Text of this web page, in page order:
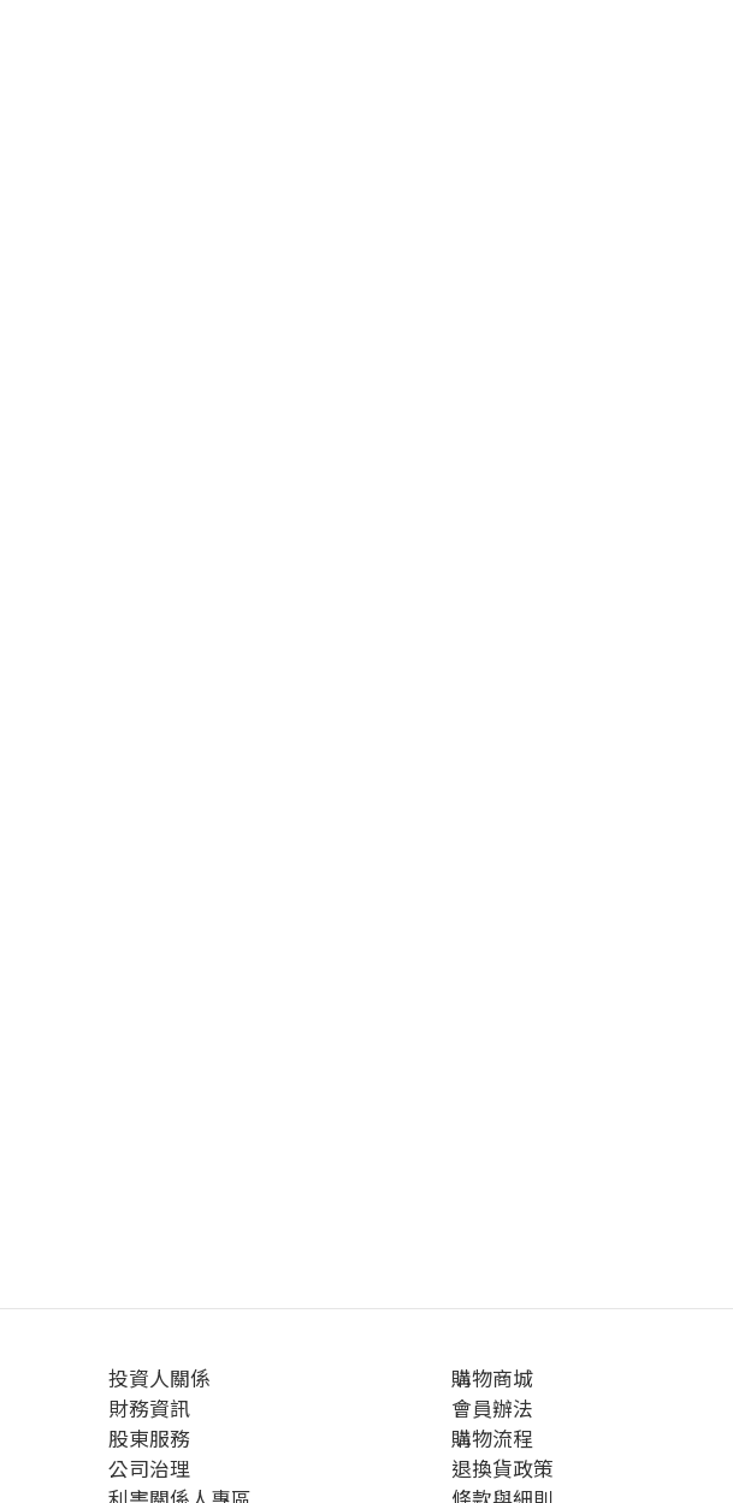
投資人關係
財務資訊
股東服務
公司治理
購物商城
會員辦法
購物流程
退換貨政策